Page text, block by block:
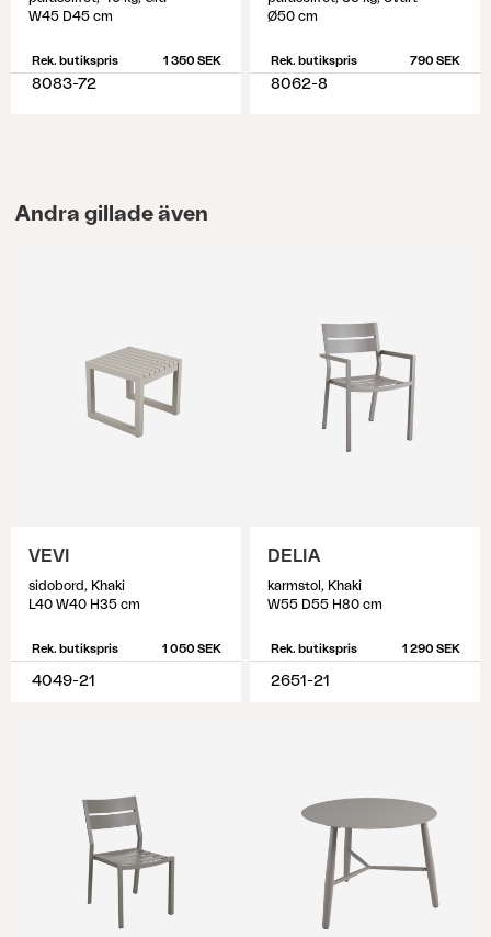
W45 D45 cm
Rek. butikspris 1 350 SEK
8083-72
Ø50 cm
Rek. butikspris 790 SEK
8062-8
Andra gillade även
VEVI
sidobord, Khaki
L40 W40 H35 cm
Rek. butikspris 1 050 SEK
4049-21
DELIA
karmstol, Khaki
W55 D55 H80 cm
Rek. butikspris 1 290 SEK
2651-21